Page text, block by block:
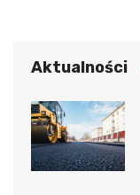
Aktualności